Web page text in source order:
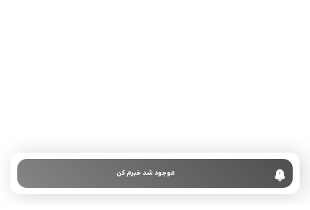
موجود شد خبرم کن
درباره ما